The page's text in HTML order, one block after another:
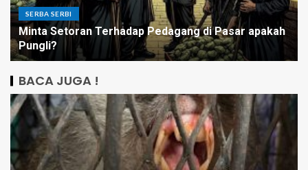
SERBA SERBI
Minta Setoran Terhadap Pedagang di Pasar apakah
Pungli?
BACA JUGA !